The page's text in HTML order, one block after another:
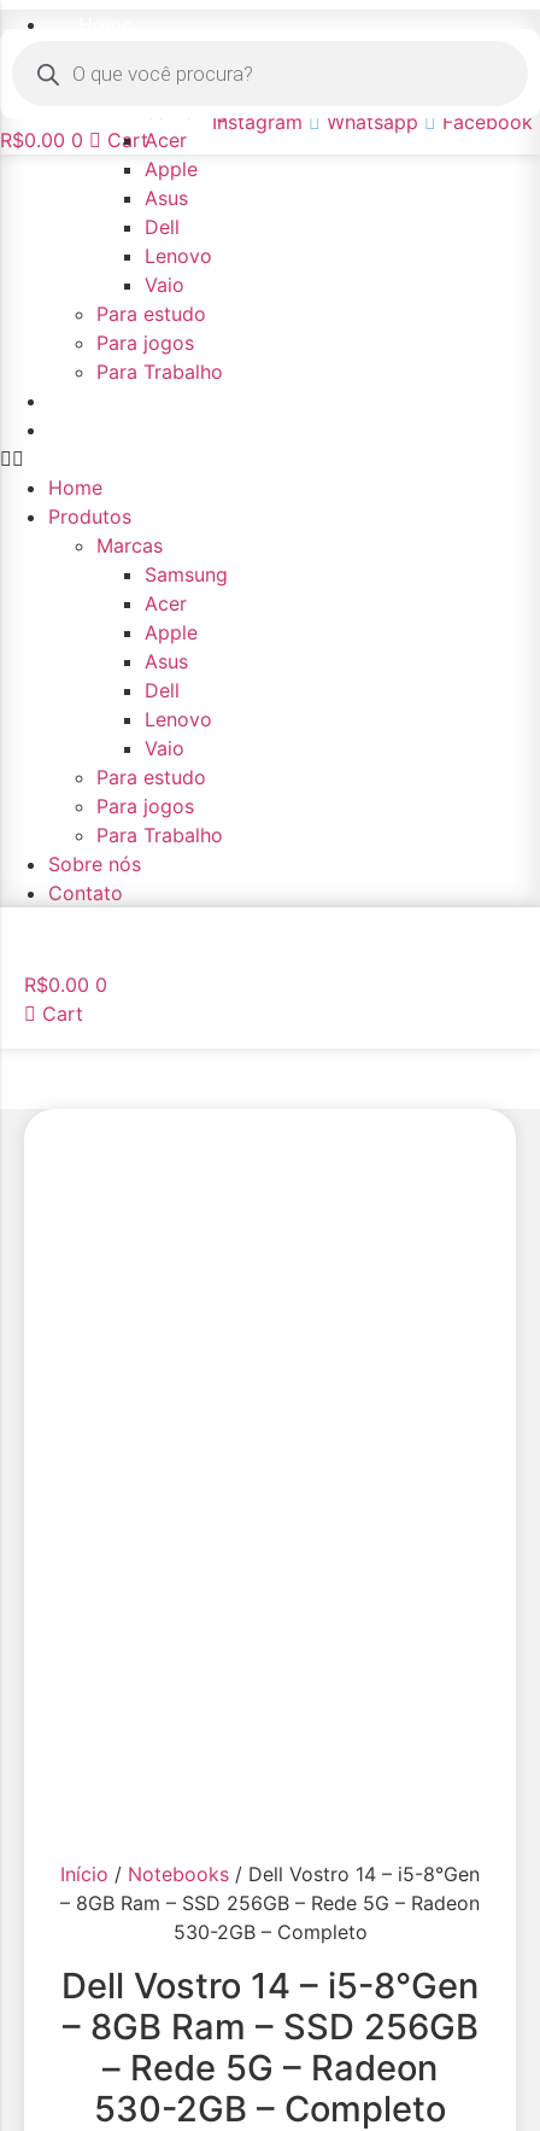
produtos
Instagram Whatsapp Facebook
R$0.00 0 Cart
Marcas
Acer
Apple
Asus
Dell
Lenovo
Vaio
Para estudo
Para jogos
Para Trabalho
Home
Produtos
Marcas
Samsung
Acer
Apple
Asus
Dell
Lenovo
Vaio
Para estudo
Para jogos
Para Trabalho
Sobre nós
Contato
R$0.00 0
Cart
Início / Notebooks / Dell Vostro 14 – i5-8°Gen
– 8GB Ram – SSD 256GB – Rede 5G – Radeon
530-2GB – Completo
Dell Vostro 14 – i5-8°Gen
– 8GB Ram – SSD 256GB
– Rede 5G – Radeon
530-2GB – Completo